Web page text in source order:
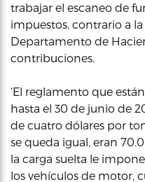
trabajar el escaneo de
impuestos, contrario a
Departamento de
contribuciones.
‘El reglamento que
hasta el 30 de junio de
de cuatro dólares por
se queda igual, eran
la carga suelta le
los vehículos de motor,